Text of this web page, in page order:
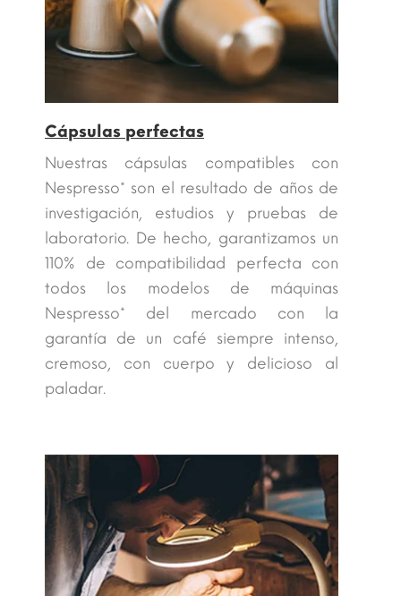
Cápsulas perfectas
Nuestras cápsulas compatibles con
Nespresso* son el resultado de años de
investigación, estudios y pruebas de
laboratorio. De hecho, garantizamos un
110% de compatibilidad perfecta con
todos los modelos de máquinas
Nespresso* del mercado con la
garantía de un café siempre intenso,
cremoso, con cuerpo y delicioso al
paladar.